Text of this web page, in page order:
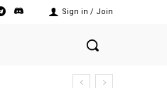
Sign in / Join